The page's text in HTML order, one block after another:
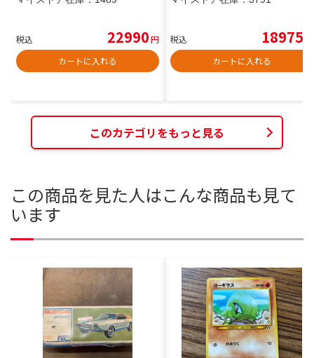
税込 22990円
カートに入れる
税込 18975
カートに入れる
このカテゴリをもっと見る
この商品を見た人はこんな商品も見て
います